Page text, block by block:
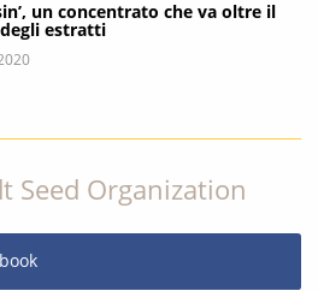
un concentrato che va oltre il
estratti
Seed Organization